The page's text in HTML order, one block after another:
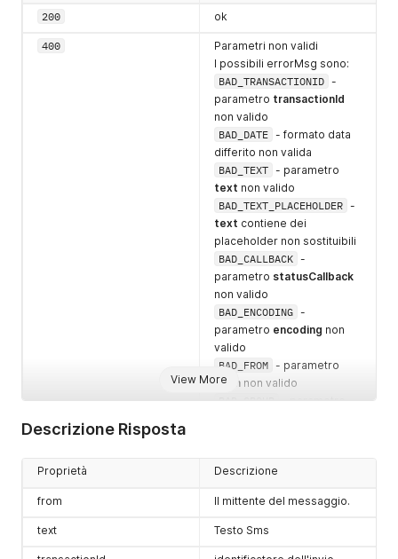
View More
200 ok
400
Parametri non validi
I possibili errorMsg sono:
BAD_TRANSACTIONID -
parametro transactionId
non valido
BAD_DATE - formato data
differito non valida
BAD_TEXT - parametro
text non valido
BAD_TEXT_PLACEHOLDER -
text contiene dei
placeholder non sostituibili
BAD_CALLBACK -
parametro statusCallback
non valido
BAD_ENCODING -
parametro encoding non
valido
BAD_FROM - parametro
from non valido
BAD_GROUP - parametro
l'invio
nessun valido destinatario
GENERIC_ERROR
Descrizione Risposta
Proprietà Descrizione
from Il mittente del messaggio.
text Testo Sms